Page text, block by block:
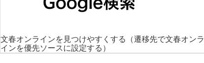
文春オンラインを見つけやすくする
（遷移先で文春オンラ
インを優先ソースに設定する）